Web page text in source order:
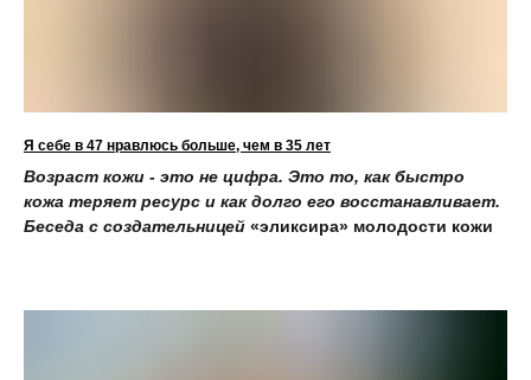
Я себе в 47 нравлюсь больше, чем в 35 лет
Возраст кожи - это не цифра. Это то, как быстро
кожа теряет ресурс и как долго его восстанавливает.
Беседа с создательницей «эликсира» молодости кожи